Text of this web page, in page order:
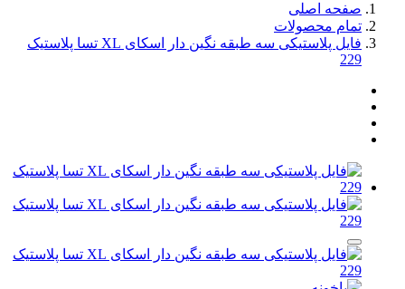
صفحه اصلی
تمام محصولات
فایل پلاستیکی سه طبقه نگین دار اسکای XL تسا پلاستیک
229